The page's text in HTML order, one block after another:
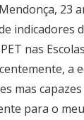
23
indicadores
nas
mas
para o